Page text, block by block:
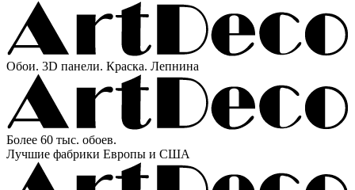
Обои. 3D панели. Краска. Лепнина
Более 60 тыс. обоев.
Лучшие фабрики Европы и США